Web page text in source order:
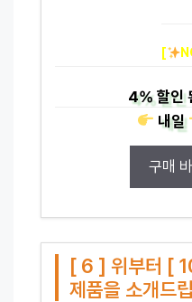
[
4%할인
내일
구매
[ 6 ] 위부터 [
제품을 소개드